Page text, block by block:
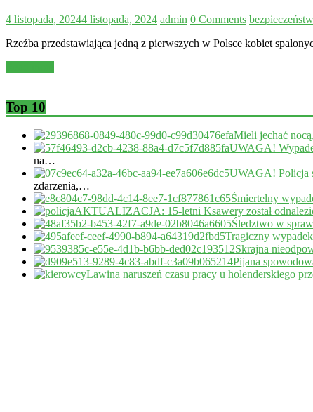
4 listopada, 20244 listopada, 2024 admin 0 Comments
Rzeźba przedstawiająca jedną z pierwszych w Polsce kobiet
Top 10
Mieli jechać
UWAGA!
na…
UWAGA! Policja
zdarzenia,…
Śmiertelny
AKTUALIZACJA: 15-letni Ksawery został
Śledztwo w
Tragiczny
Skrajna
Pijana
Lawina naruszeń czasu pracy u holenderskiego